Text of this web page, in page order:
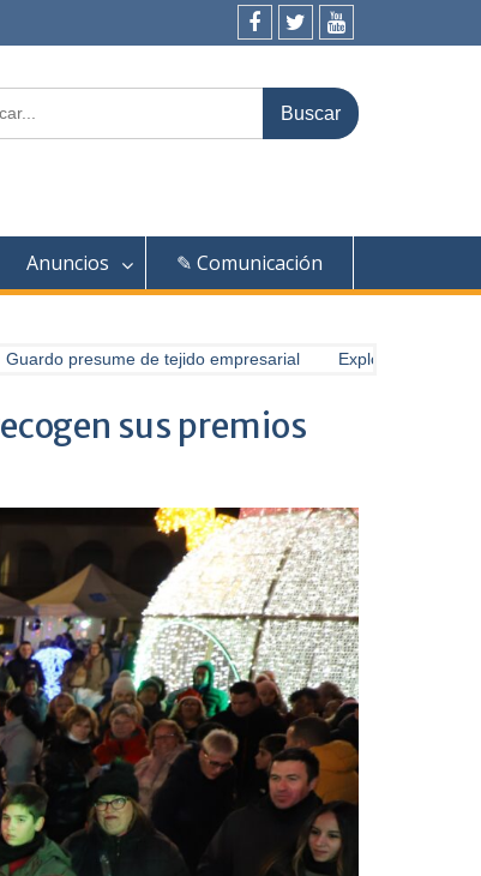
Facebook
TwitterYoutube
Anuncios ✎ Comunicación
presume de tejido empresarial Exploradores del entorno
sus premios